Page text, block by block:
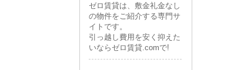
ゼロ賃貸は、敷金礼金なし
の物件をご紹介する専門サ
イトです。
引っ越し費用を安く抑えた
いならゼロ賃貸.comで!